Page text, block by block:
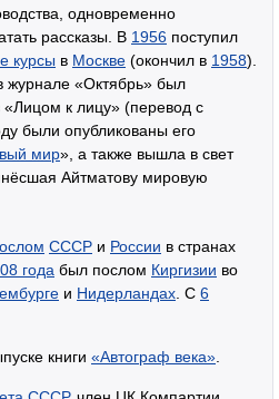
одновременно
рассказы. В 1956 поступил
курсы в Москве (окончил в 1958).
журнале «Октябрь» был
«Лицом к лицу» (перевод с
были опубликованы его
мир», а также вышла в свет
Айтматову мировую
СССР и России в странах
года был послом Киргизии во
и Нидерландах. С 6
книги «Автограф века».